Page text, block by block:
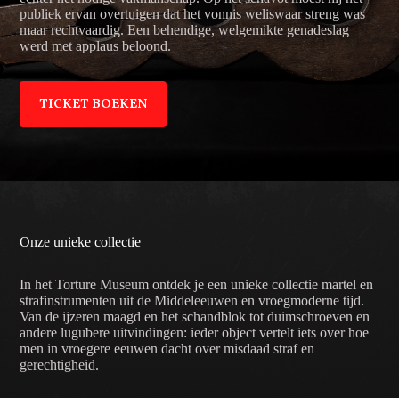
publiek ervan overtuigen dat het vonnis weliswaar streng was
maar rechtvaardig. Een behendige, welgemikte genadeslag
werd met applaus beloond.
TICKET BOEKEN
Onze unieke collectie
In het Torture Museum ontdek je een unieke collectie martel en
strafinstrumenten uit de Middeleeuwen en vroegmoderne tijd.
Van de ijzeren maagd en het schandblok tot duimschroeven en
andere lugubere uitvindingen: ieder object vertelt iets over hoe
men in vroegere eeuwen dacht over misdaad straf en
gerechtigheid.